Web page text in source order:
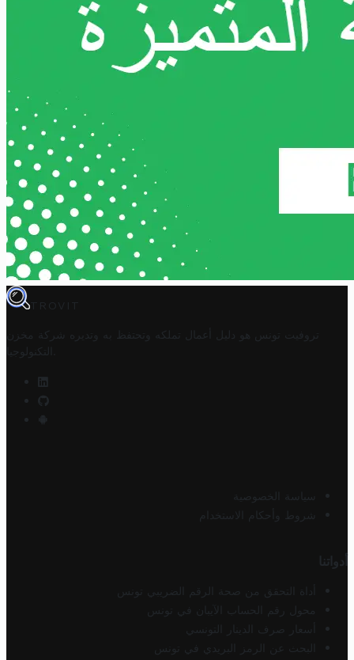
TROVIT
تروفيت تونس هو دليل أعمال تملكه وتحتفظ به وتديره
شركة مخزن
التكنولوجيا
سياسة الخصوصية
شروط وأحكام الاستخدام
أدواتنا
أداة التحقق من صحة الرقم الضريبي تونس
محول رقم الحساب الآيبان في تونس
أسعار صرف الدينار التونسي
البحث عن الرمز البريدي في تونس